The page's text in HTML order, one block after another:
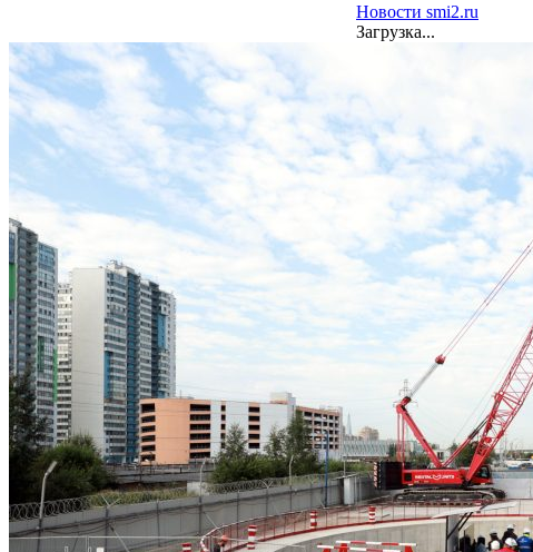
Новости smi2.ru
Загрузка...